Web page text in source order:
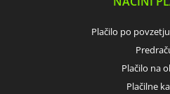
Plačilo po
Plačilo na
Plačilne